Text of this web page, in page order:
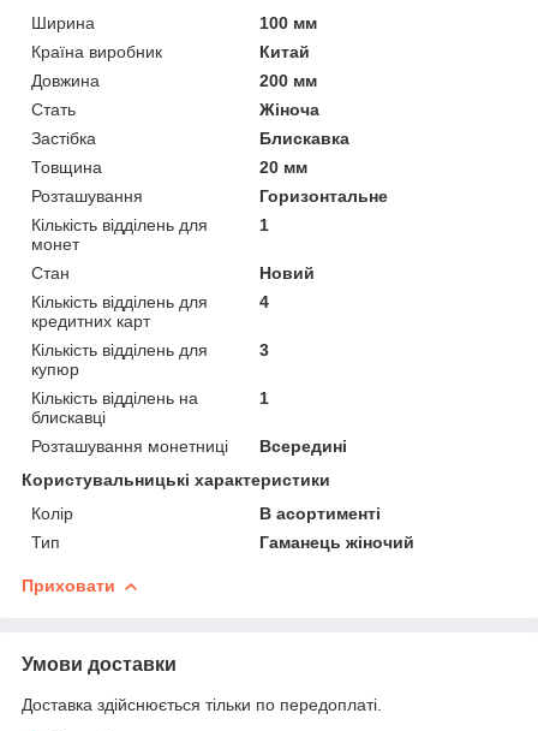
Ширина
100 мм
Країна виробник
Китай
Довжина
200 мм
Стать
Жіноча
Застібка
Блискавка
Товщина
20 мм
Розташування
Горизонтальне
Кількість відділень для
монет
1
Стан
Новий
Кількість відділень для
кредитних карт
4
Кількість відділень для
купюр
3
Кількість відділень на
блискавці
1
Розташування монетниці
Всередині
Користувальницькі характеристики
Колір
В асортименті
Тип
Гаманець жіночий
Приховати
Умови доставки
Доставка здійснюється тільки по передоплаті.